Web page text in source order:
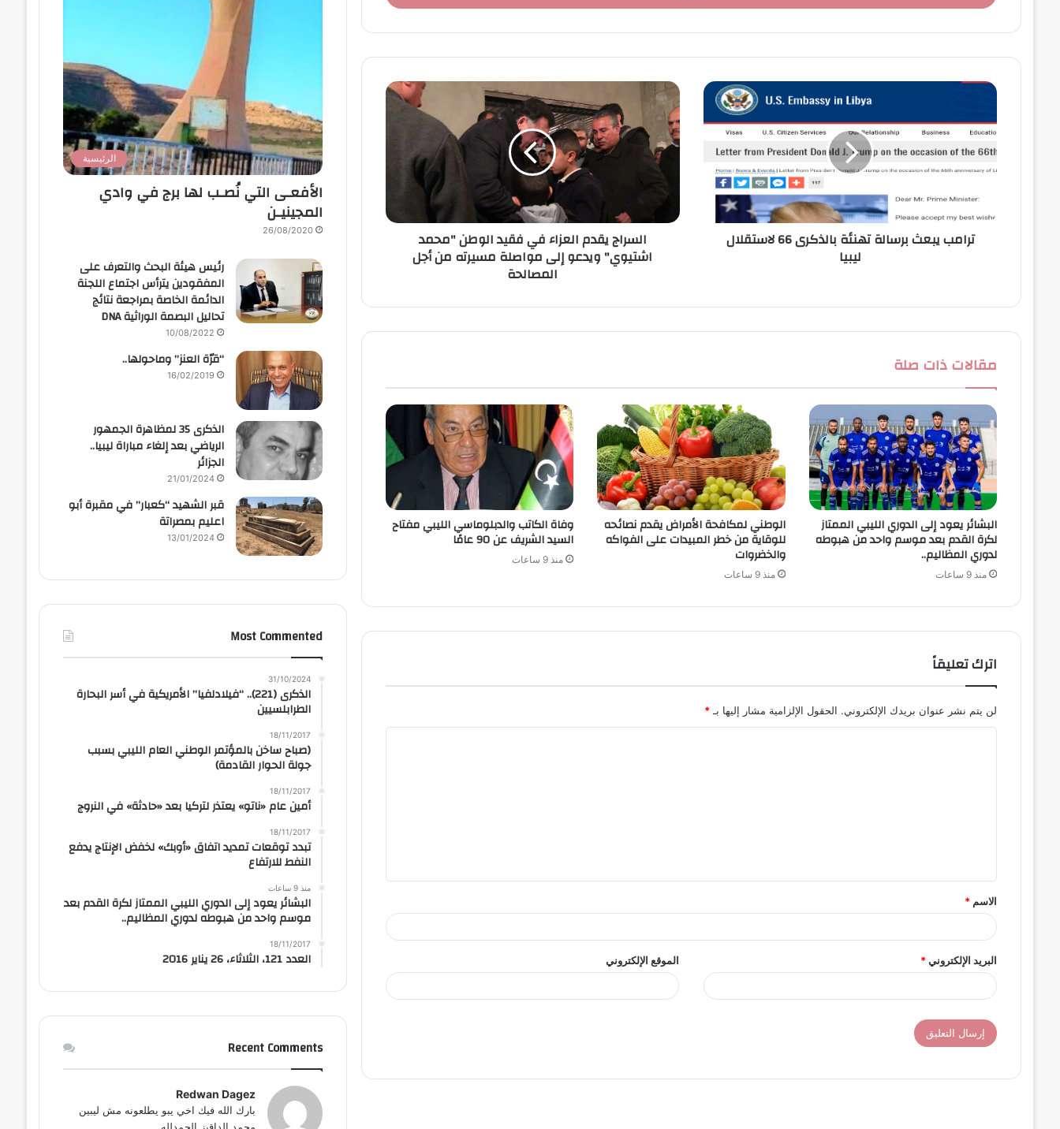
د
ا
إ
ك
ت
ترامب يبعث برسالة تهنئة بالذكرى 66 لاستقلال
ليبيا
السراج يقدم العزاء في فقيد الوطن "محمد
اشتيوي" ويدعو إلى مواصلة مسيرته من أجل
المصالحة
مقالات ذات صلة
البشائر يعود إلى الدوري الليبي الممتاز
لكرة القدم بعد موسم واحد من هبوطه
لدوري المظاليم..
منذ 9 ساعات
الوطني لمكافحة الأمراض يقدم نصائحه
للوقاية من خطر المبيدات على الفواكه
والخضروات
منذ 9 ساعات
وفاة الكاتب والدبلوماسي الليبي مفتاح
السيد الشريف عن 90 عامًا
منذ 9 ساعات
اترك تعليقاً
لن يتم نشر عنوان بريدك الإلكتروني. الحقول الإلزامية مشار إليها بـ*
ق
*
الاسم *
البريد الإلكتروني* الموقع الإلكتروني
الرئيسية
الأفعـى التي نُصـب لها برج في وادي
المجينيـن
26/08/2020
رئيس هيئة البحث والتعرف على
المفقودين يترأس اجتماع اللجنة
الدائمة الخاصة بمراجعة نتائج
تحاليل البصمة الوراثية DNA
10/08/2022
“قرّة العنز” وماحولها..
16/02/2019
الذكرى 35 لمظاهرة الجمهور
الرياضي بعد إلغاء مباراة ليبيا..
الجزائر
21/01/2024
قبر الشهيد “كعبار” في مقبرة أبو
اعليم بمصراتة
13/01/2024
Most Commented
31/10/2024
الذكرى (221).. “فيلادلفيا” الأمريكية في أسر البحارة
الطرابلسيين
18/11/2017
(صباح ساخن بالمؤتمر الوطني العام الليبي بسبب
جولة الحوار القادمة)
18/11/2017
أمين عام «ناتو» يعتذر لتركيا بعد «حادثة» في النروج
18/11/2017
تبدد توقعات تمديد اتفاق «أوبك» لخفض الإنتاج يدفع
النفط للارتفاع
منذ 9 ساعات
البشائر يعود إلى الدوري الليبي الممتاز لكرة القدم بعد
موسم واحد من هبوطه لدوري المظاليم..
18/11/2017
العدد 121، الثلاثاء، 26 يناير 2016
Recent Comments
Redwan Dagez
بارك الله فيك اخي يبو يطلعونه مش ليبين